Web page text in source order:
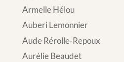
Armelle Hélou
Auberi Lemonnier
Aude Rérolle-Repoux
Aurélie Beaudet